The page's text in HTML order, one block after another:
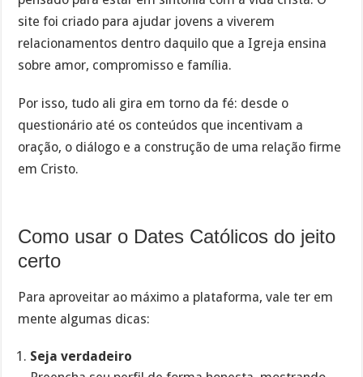
site foi criado para ajudar jovens a viverem
relacionamentos dentro daquilo que a Igreja ensina
sobre amor, compromisso e família.
Por isso, tudo ali gira em torno da fé: desde o
questionário até os conteúdos que incentivam a
oração, o diálogo e a construção de uma relação firme
em Cristo.
Como usar o Dates Católicos do jeito
certo
Para aproveitar ao máximo a plataforma, vale ter em
mente algumas dicas:
Seja verdadeiro